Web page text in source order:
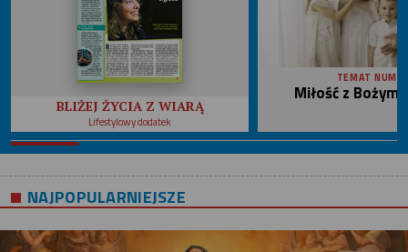
BLIŻEJ ŻYCIA Z WIARĄ
Lifestylowy dodatek
TEMAT
Miłość z
NAJPOPULARNIEJSZE